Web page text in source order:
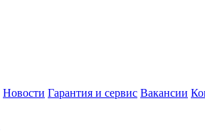
Новости Гарантия и сервис Вакансии